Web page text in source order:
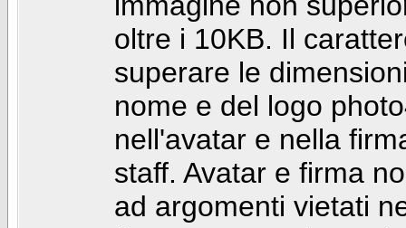
oltre i 10KB. Il
superare le
nome e del logo
nell'avatar e nella
staff. Avatar e firma
ad argomenti vietati